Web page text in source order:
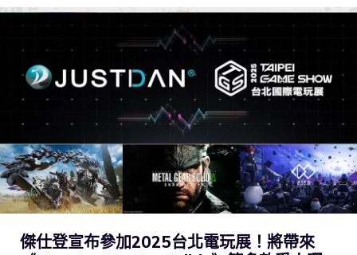
傑仕登宣布參加2025台北電玩展！將帶來